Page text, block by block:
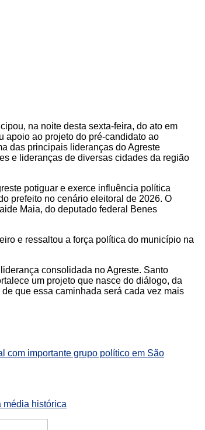
na noite desta sexta-feira, do ato em
apoio ao projeto do pré-candidato ao
das principais lideranças do Agreste
e lideranças de diversas cidades da região
potiguar e exerce influência política
prefeito no cenário eleitoral de 2026. O
Maia, do deputado federal Benes
e ressaltou a força política do município na
consolidada no Agreste. Santo
um projeto que nasce do diálogo, da
que essa caminhada será cada vez mais
com importante grupo político em São
média histórica